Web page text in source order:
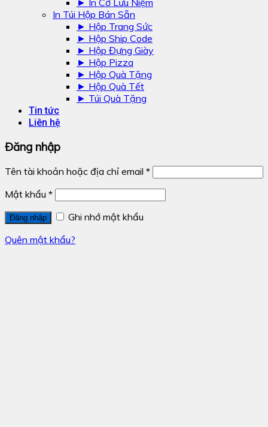
► In Cờ Lưu Niệm
In Túi Hộp Bán Sẵn
► Hộp Trang Sức
► Hộp Ship Code
► Hộp Đựng Giày
► Hộp Pizza
► Hộp Quà Tặng
► Hộp Quà Tết
► Túi Quà Tặng
Tin tức
Liên hệ
Đăng nhập
Tên tài khoản hoặc địa chỉ email *
Mật khẩu *
Đăng nhập
Ghi nhớ mật khẩu
Quên mật khẩu?